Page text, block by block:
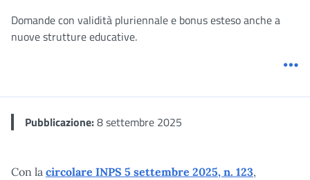
Domande con validità pluriennale e bonus esteso anche a
nuove strutture educative.
Pubblicazione:8 settembre 2025
Con la circolare INPS 5 settembre 2025, n. 123,